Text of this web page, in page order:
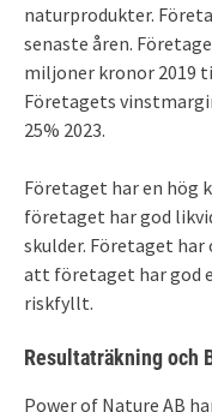
naturprodukter.
senaste åren.
miljoner kronor 2019
Företagets
25% 2023.
Företaget har en hög
företaget har god
skulder. Företaget
att företaget har god
riskfyllt.
Resultaträkning och
Power of Nature AB